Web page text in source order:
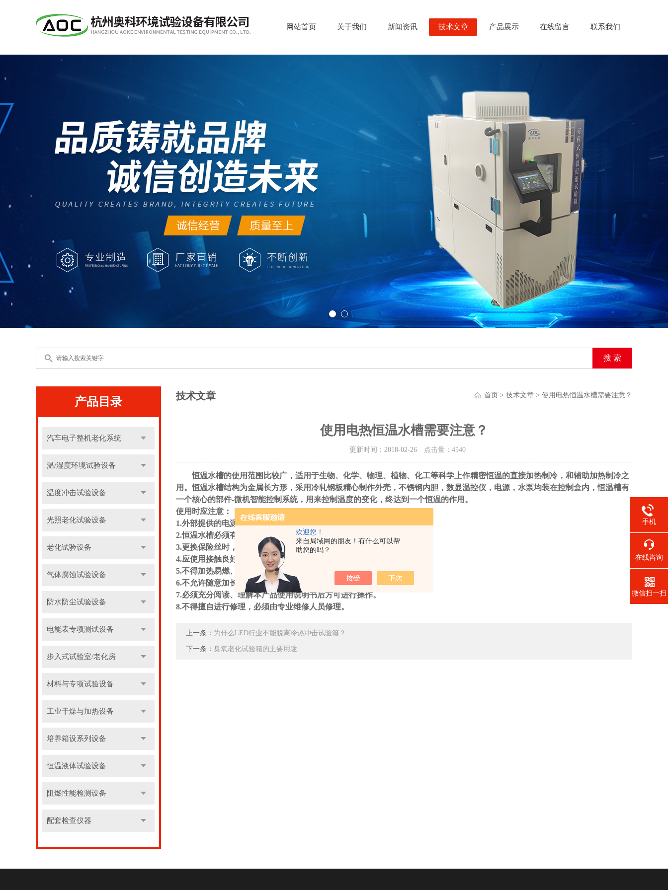
欢迎您！
来自局域网的朋友！有什么可以帮
助您的吗？
网站首页 关于我们 新闻资讯 技术文章 产品展示 在线留言 联系我们
产品目录
汽车电子整机老化系统
温/湿度环境试验设备
温度冲击试验设备
光照老化试验设备
老化试验设备
气体腐蚀试验设备
防水防尘试验设备
电能表专项测试设备
步入式试验室/老化房
材料与专项试验设备
工业干燥与加热设备
培养箱设系列设备
恒温液体试验设备
阻燃性能检测设备
配套检查仪器
技术文章 首页 > 技术文章 > 使用电热恒温水槽需要注意？
使用电热恒温水槽需要注意？
更新时间：2018-02-26 点击量： 4540
恒温水槽的使用范围比较广，适用于生物、化学、物理、植物、化工等科学上作精密恒温的直接加热制冷，和辅助加热制冷之
用。恒温水槽结构为金属长方形，采用冷轧钢板精心制作外壳，不锈钢内胆，数显温控仪，电源，水泵均装在控制盒内，恒温槽有
一个核心的部件-微机智能控制系统，用来控制温度的变化，终达到一个恒温的作用。
使用时应注意：
1.外部提供的电源必须与恒温水槽的要求相符。
2.恒温水槽必须有效接地。
3.更换保险丝时，必须拔掉电源插头。
4.应使用接触良好的插头和插座，功率必须相匹配。
5.不得加热易燃、易爆、易挥发及易产生腐蚀性的物质
6.不允许随意加长或剪短电源连线．
7.必须充分阅读、理解本产品使用说明书后方可进行操作。
8.不得擅自进行修理，必须由专业维修人员修理。
上一条： 为什么LED行业不能脱离冷热冲击试验箱？
下一条： 臭氧老化试验箱的主要用途
手机
在线咨询
微信扫一扫